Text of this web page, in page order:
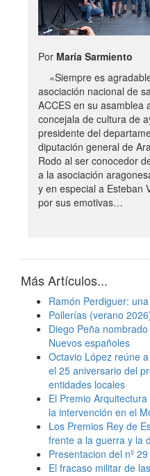
Por María Sarmiento
«Siempre es
asociación nacional de
ACCES en su asamblea
concejala de cultura de
presidente del
diputación general de
Rodo al ser conocedor
a la asociación
y en especial a Esteban
por sus emotivas…
Más Artículos...
Ramón Perdiguer:
Pollerías (verano
Diego Peña
Nuevos españoles
Octavio López reúne
el 25 aniversario del
entidades locales
El Premio
la intervención en el
Los Premios Rey de
frente a la guerra y la
Presentacion del nº
El fracaso militar de